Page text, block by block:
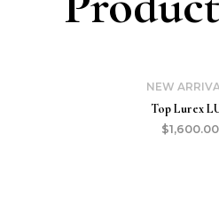
NEW
Top Lurex
$1,600.00